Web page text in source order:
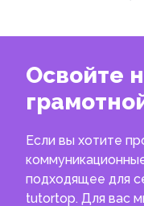
Освойте
Если вы хотите
подходящее для
tutortop. Для вас